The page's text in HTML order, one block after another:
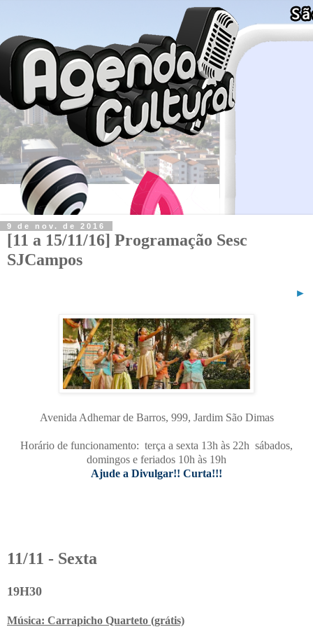
9 de nov. de 2016
[11 a 15/11/16] Programação Sesc
SJCampos
►
Avenida Adhemar de Barros, 999, Jardim São Dimas
Horário de funcionamento: terça a sexta 13h às 22h sábados,
domingos e feriados 10h às 19h
Ajude a Divulgar!! Curta!!!
11/11 - Sexta
19H30
Música: Carrapicho Quarteto (grátis)